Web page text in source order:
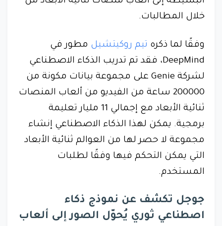
خلال المطالبات.
وفقًا لما ذكره تيم روكيتشيل مطور في
DeepMind، فقد تم تدريب الذكاء الاصطناعي
لشركة Genie على مجموعة بيانات مكونة من
200000 ساعة من الفيديو من ألعاب المنصات
ثنائية الأبعاد مع إجمالي 11 مليار تعليمة
برمجية. يمكن لهذا الذكاء الاصطناعي إنشاء
مجموعة لا حصر لها من العوالم ثنائية الأبعاد
التي يمكن التحكم فيها وفقًا لطلبات
المستخدم.
جوجل تكشف عن نموذج ذكاء
اصطناعي ثوري يُحوّل الصور إلى ألعاب